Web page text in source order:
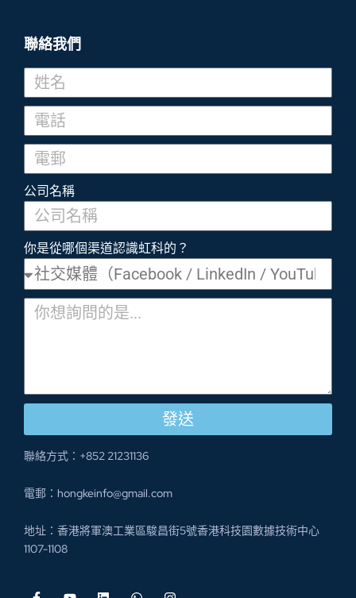
聯絡我們
公司名稱
你是從哪個渠道認識虹科的？
發送
聯絡方式：+852 21231136
電郵：hongkeinfo@gmail.com
地址：香港將軍澳工業區駿昌街5號香港科技園數據技術中心
1107-1108